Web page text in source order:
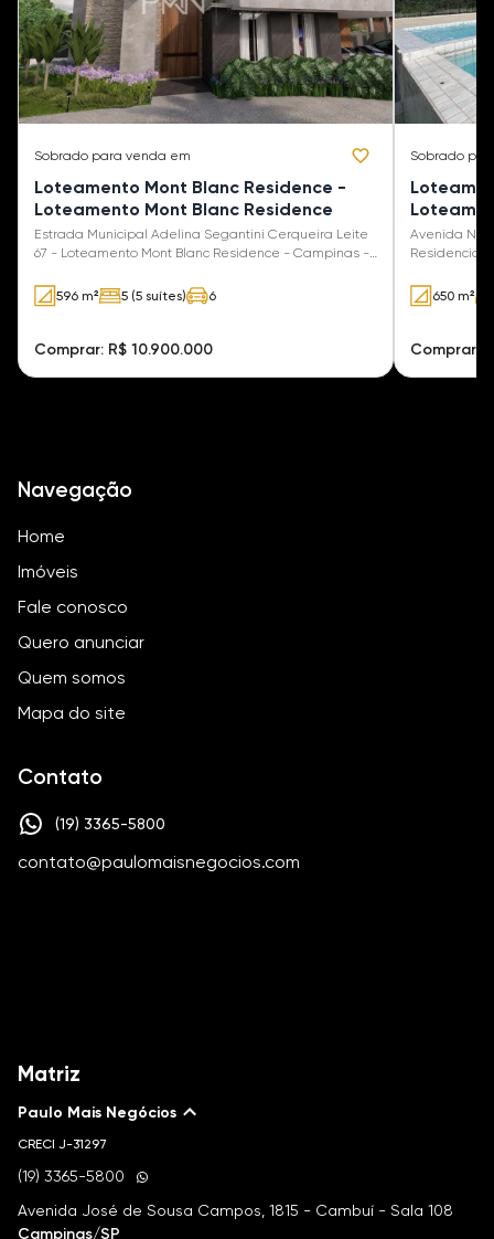
Sobrado para venda em
Loteamento Mont Blanc Residence -
Loteamento Mont Blanc Residence
Estrada Municipal Adelina Segantini Cerqueira Leite
67 - Loteamento Mont Blanc Residence - Campinas -
596 m²
5 (5 suítes) 6
Comprar: R$ 10.900.000
Sobrado
Avenida
Residencial
650 m²
Comprar:
Navegação
Home
Imóveis
Fale conosco
Quero anunciar
Quem somos
Mapa do site
Contato
(19) 3365-5800
contato@paulomaisnegocios.com
Matriz
Paulo Mais Negócios
CRECI J-31297
(19) 3365-5800
Avenida José de Sousa Campos, 1815 - Cambuí - Sala 108
Campinas/SP